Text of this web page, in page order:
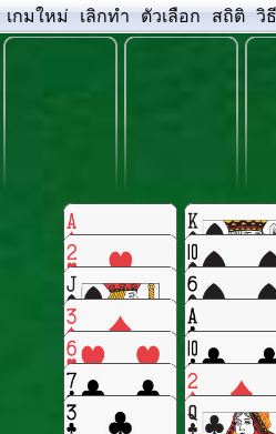
เกมใหม่ เลิกทำ ตัวเลือก สถิติ วิ